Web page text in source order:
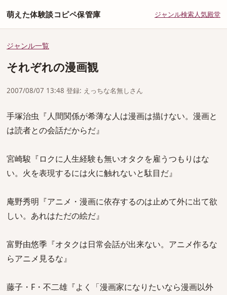
萌えた体験談コピペ保管庫 ジャンル検索人気殿堂
ジャンル一覧
それぞれの漫画観
2007/08/07 13:48 登録: えっちな名無しさん
手塚治虫『人間関係が希薄な人は漫画は描けない。漫画と
は読者との会話だからだ』
宮崎駿『ロクに人生経験も無いオタクを雇うつもりはな
い。火を表現するには火に触れないと駄目だ』
庵野秀明『アニメ・漫画に依存するのは止めて外に出て欲
しい。あれはただの絵だ』
富野由悠季『オタクは日常会話が出来ない。アニメ作るな
らアニメ見るな』
藤子・F・不二雄『よく「漫画家になりたいなら漫画以外